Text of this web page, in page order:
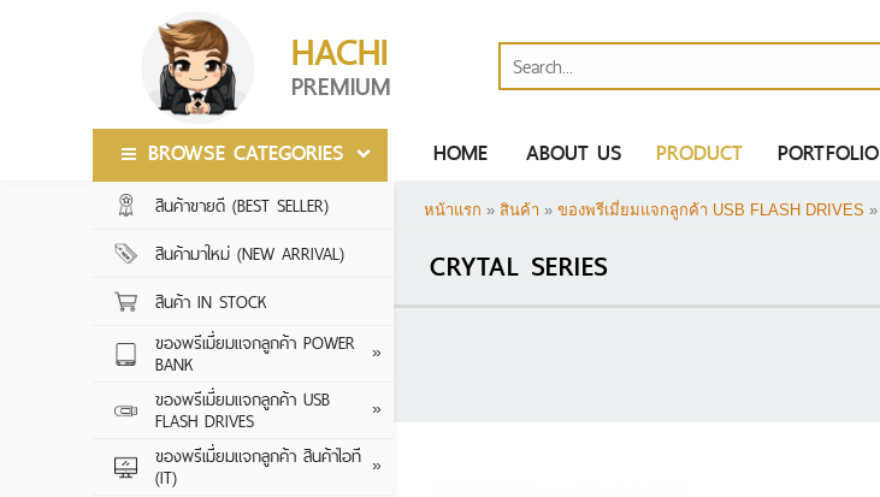
HACHI
PREMIUM
BROWSE CATEGORIES
สินค้าขายดี (BEST SELLER)
สินค้ามาใหม่ (NEW ARRIVAL)
สินค้า IN STOCK
ของพรีเมี่ยมแจกลูกค้า POWER
BANK
ของพรีเมี่ยมแจกลูกค้า USB
FLASH DRIVES
ของพรีเมี่ยมแจกลูกค้า สินค้าไอที
(IT)
HOME ABOUT US PRODUCT PORTFOLIO
สินค้าขายดี (BEST SELLER)
สินค้ามาใหม่ (NEW ARRIVAL)
สินค้า IN STOCK
ของพรีเมี่ยมแจกลูกค้า POWER
BANK »
ของพรีเมี่ยมแจกลูกค้า USB
FLASH DRIVES »
ของพรีเมี่ยมแจกลูกค้า สินค้าไอที
(IT) »
หน้าแรก » สินค้า » ของพรีเมี่ยมแจกลูกค้า USB FLASH DRIVES »
CRYTAL SERIES